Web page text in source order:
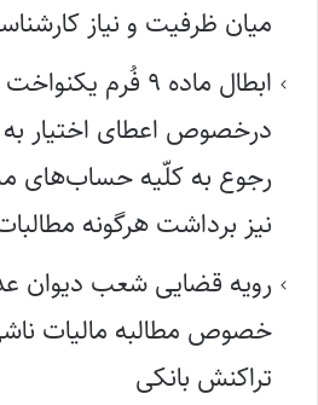
میان ظرفیت و نیاز
ابطال ماده ۹
درخصوص اعطای اختیار
رجوع به کلّیه حساب‌های
نیز برداشت هرگونه مطالبات
رویه قضایی شعب دیوان
خصوص مطالبه مالیات
تراکنش بانکی